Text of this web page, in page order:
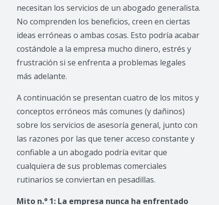
necesitan los servicios de un abogado generalista.
No comprenden los beneficios, creen en ciertas
ideas erróneas o ambas cosas. Esto podría acabar
costándole a la empresa mucho dinero, estrés y
frustración si se enfrenta a problemas legales
más adelante.
A continuación se presentan cuatro de los mitos y
conceptos erróneos más comunes (y dañinos)
sobre los servicios de asesoría general, junto con
las razones por las que tener acceso constante y
confiable a un abogado podría evitar que
cualquiera de sus problemas comerciales
rutinarios se conviertan en pesadillas.
Mito n.° 1: La empresa nunca ha enfrentado